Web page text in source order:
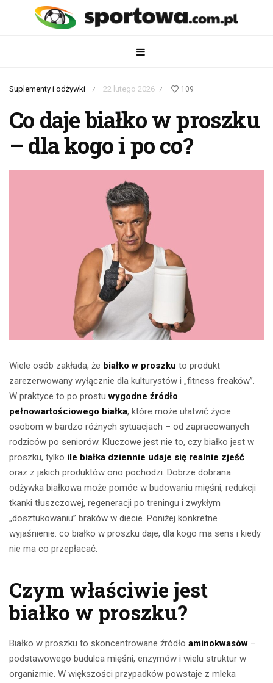
Suplementy i odżywki / 22 lutego 2026 / 109
Co daje białko w proszku
– dla kogo i po co?
Wiele osób zakłada, że białko w proszku to produkt
zarezerwowany wyłącznie dla kulturystów i „fitness freaków”.
W praktyce to po prostuwygodne źródło
pełnowartościowego białka, które może ułatwić życie
osobom w bardzo różnych sytuacjach – od zapracowanych
rodziców po seniorów. Kluczowe jest nie to, czy białko jest w
proszku, tylko ile białka dziennie udaje się realnie zjeść
oraz z jakich produktów ono pochodzi. Dobrze dobrana
odżywka białkowa może pomóc w budowaniu mięśni, redukcji
tkanki tłuszczowej, regeneracji po treningu i zwykłym
„dosztukowaniu” braków w diecie. Poniżej konkretne
wyjaśnienie: co białko w proszku daje, dla kogo ma sens i kiedy
nie ma co przepłacać.
Czym właściwie jest
białko w proszku?
Białko w proszku to skoncentrowane źródło aminokwasów –
podstawowego budulca mięśni, enzymów i wielu struktur w
organizmie. W większości przypadków powstaje z mleka